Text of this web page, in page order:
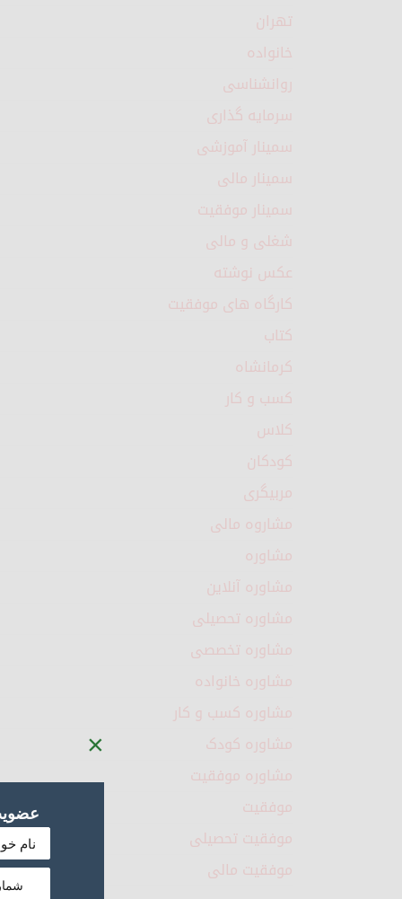
تهران
خانواده
روانشناسی
سرمایه گذاری
سمینار آموزشی
سمینار مالی
سمینار موفقیت
شغلی و مالی
عکس نوشته
کارگاه های موفقیت
کتاب
کرمانشاه
کسب و کار
کلاس
کودکان
مربیگری
مشاروه مالی
مشاوره
مشاوره آنلاین
مشاوره تحصیلی
مشاوره تخصصی
مشاوره خانواده
مشاوره کسب و کار
مشاوره کودک
مشاوره موفقیت
موفقیت
موفقیت تحصیلی
موفقیت مالی
×